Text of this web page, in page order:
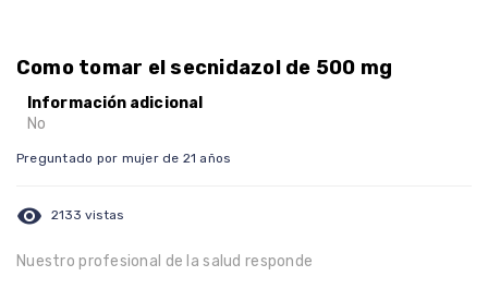
Como tomar el secnidazol de 500 mg
Información adicional
No
Preguntado por mujer de 21 años
visibility 2133 vistas
Nuestro profesional de la salud responde